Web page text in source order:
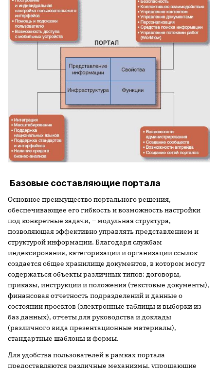
Базовые составляющие портала
Основное преимущество портального решения,
обеспечивающее его гибкость и возможность настройки
под конкретные задачи, – модульная структура,
позволяющая эффективно управлять представлением и
структурой информации. Благодаря службам
индексирования, категоризации и организации ссылок
создается общее хранилище документов, в котором могут
содержаться объекты различных типов: договоры,
приказы, инструкции и положения (текстовые документы),
финансовая отчетность подразделений и данные о
состоянии проектов (электронные таблицы и выборки из
баз данных), отчеты для руководства и доклады
(различного вида презентационные материалы),
стандартные шаблоны и формы.
Для удобства пользователей в рамках портала
предоставляются различные механизмы, упрощающие